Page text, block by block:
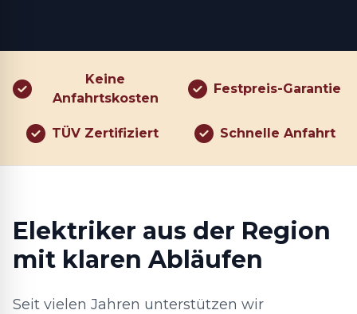
Keine
Anfahrtskosten
Festpreis-Garantie
TÜV Zertifiziert Schnelle Anfahrt
Elektriker aus der Region
mit klaren Abläufen
Seit vielen Jahren unterstützen wir